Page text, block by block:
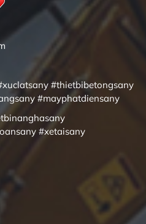
#thietbibetongsany
#mayphatdiensany
#xetaisany